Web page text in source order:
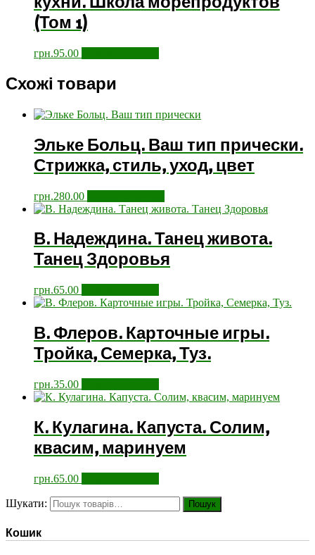
(Том 1)
грн.95.00
Схожі товари
Эльке Больц. Ваш тип прически.
Стрижка, стиль, уход, цвет
грн.280.00
В. Надеждина. Танец живота.
Танец Здоровья
грн.65.00
В. Флеров. Карточные игры.
Тройка, Семерка, Туз.
грн.35.00
К. Кулагина. Капуста. Солим,
квасим, маринуем
грн.65.00
Шукати: Пошук
Кошик